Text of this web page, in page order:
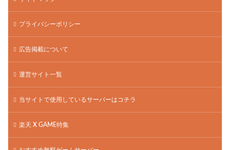
プライバシーポリシー
広告掲載について
運営サイト一覧
当サイトで使用しているサーバーはコチラ
楽天 X GAME特集